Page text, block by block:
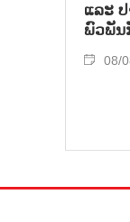
ແລະ
ພົວພັນ
08/